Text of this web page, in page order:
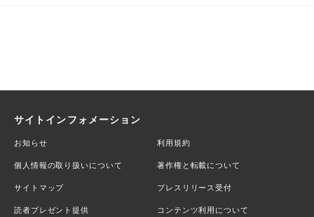
サイトインフォメーション
お知らせ 利用規約
個人情報の取り扱いについて 著作権と転載について
サイトマップ プレスリリース受付
読者プレゼント提供 コンテンツ利用について